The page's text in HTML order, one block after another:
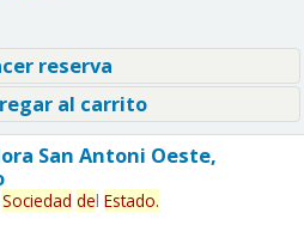
reserva
al carrito
San Antoni Oeste,
Sociedad del Estado.